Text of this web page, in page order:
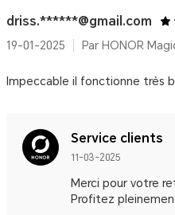
driss.******@gmail.com
19-01-2025
Impeccable il fonctionne très
Service clients
11-03-2025
Merci pour votre
Profitez